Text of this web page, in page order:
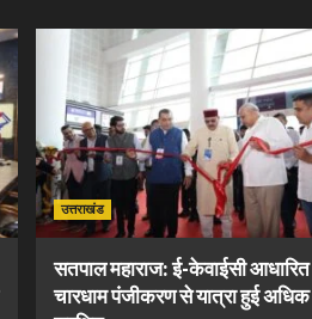
उत्तराखंड
सतपाल महाराज: ई-केवाईसी आधारित
चारधाम पंजीकरण से यात्रा हुई अधिक